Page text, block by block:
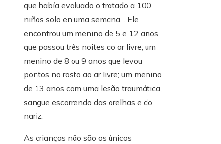
que había evaluado o tratado a 100
niños solo en uma semana. . Ele
encontrou um menino de 5 e 12 anos
que passou três noites ao ar livre; um
menino de 8 ou 9 anos que levou
pontos no rosto ao ar livre; um menino
de 13 anos com uma lesão traumática,
sangue escorrendo das orelhas e do
nariz.
As crianças não são os únicos